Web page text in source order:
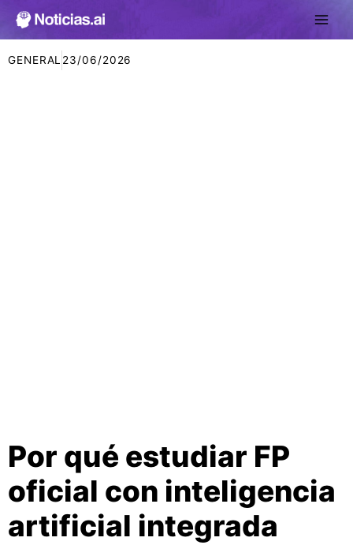
GENERAL 23/06/2026
Por qué estudiar FP
oficial con inteligencia
artificial integrada